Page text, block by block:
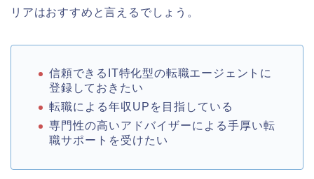
リアはおすすめと言えるでしょう。
信頼できるIT特化型の転職エージェントに
登録しておきたい
転職による年収UPを目指している
専門性の高いアドバイザーによる手厚い転
職サポートを受けたい